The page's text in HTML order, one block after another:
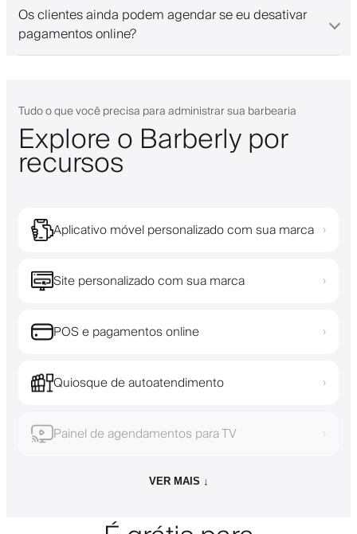
Os clientes ainda podem agendar se eu desativar
pagamentos online?
Tudo o que você precisa para administrar sua barbearia
Explore o Barberly por
recursos
Aplicativo móvel personalizado com sua marca ›
Site personalizado com sua marca ›
POS e pagamentos online ›
Quiosque de autoatendimento ›
Painel de agendamentos para TV ›
VER MAIS ↓